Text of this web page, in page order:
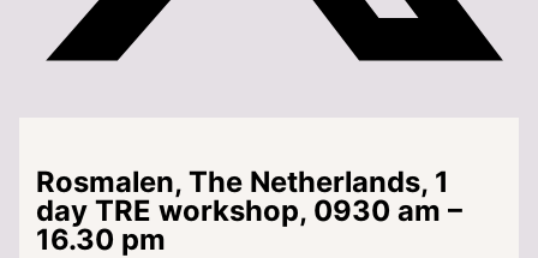
Rosmalen, The Netherlands, 1
day TRE workshop, 0930 am –
16.30 pm